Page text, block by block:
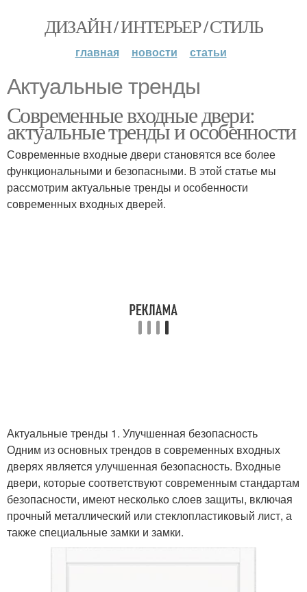
ДИЗАЙН / ИНТЕРЬЕР / СТИЛЬ
главная новости статьи
Актуальные тренды
Современные входные двери:
актуальные тренды и особенности
Современные входные двери становятся все более
функциональными и безопасными. В этой статье мы
рассмотрим актуальные тренды и особенности
современных входных дверей.
Актуальные тренды 1. Улучшенная безопасность
Одним из основных трендов в современных входных
дверях является улучшенная безопасность. Входные
двери, которые соответствуют современным стандартам
безопасности, имеют несколько слоев защиты, включая
прочный металлический или стеклопластиковый лист, а
также специальные замки и замки.